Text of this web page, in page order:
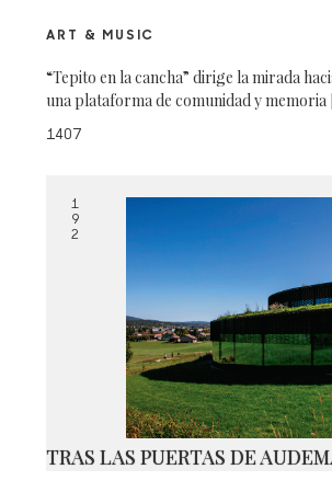
ART & MUSIC
“Tepito en la cancha” dirige la mirada
una plataforma de comunidad y
1407
1
9
2
TRAS LAS PUERTAS DE